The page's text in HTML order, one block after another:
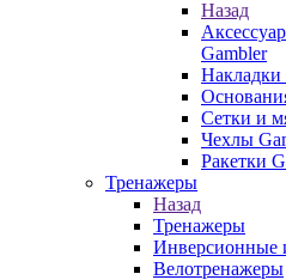
Назад
Gambler
Накладки
Сетки и
Чехлы
Ракетки
Тренажеры
Назад
Тренажеры
Инверсионные
Велотренажеры